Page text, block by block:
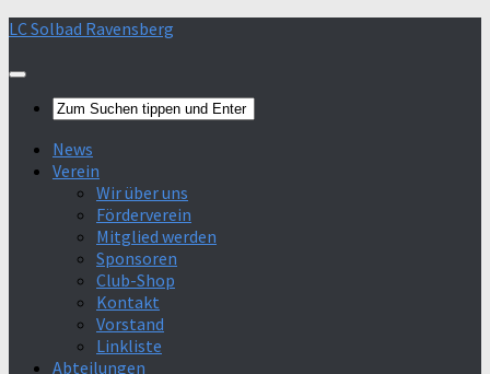
Skip
content
LC Solbad Ravensberg
News
Verein
Wir über uns
Förderverein
Mitglied werden
Sponsoren
Club-Shop
Kontakt
Vorstand
Linkliste
Abteilungen